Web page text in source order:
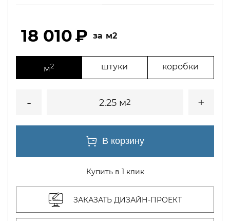
18 010 м2
м2 штуки коробки
2.25 м2
Купить в 1 клик
ЗАКАЗАТЬ ДИЗАЙН-ПРОЕКТ